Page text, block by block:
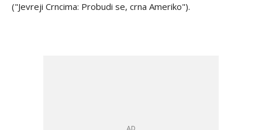
("Jevreji Crncima: Probudi se, crna Ameriko").